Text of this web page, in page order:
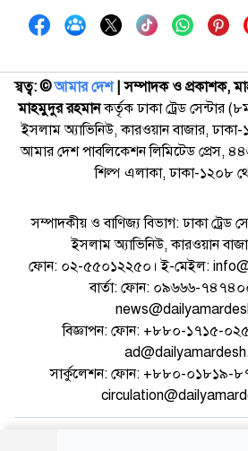
স্বত্ব: ©️আমার দেশ| সম্পাদক ও প্রকাশক,
মাহমুদুর রহমানকর্তৃক ঢাকা ট্রেড সেন্টার
ইসলাম অ্যাভিনিউ, কারওয়ান বাজার,
আমার দেশ পাবলিকেশন লিমিটেড প্রেস,
শিল্প এলাকা, ঢাকা-১২০৮
সম্পাদকীয় ও বাণিজ্য বিভাগ: ঢাকা ট্রেড
ইসলাম অ্যাভিনিউ, কারওয়ান
ফোন: ০২-৫৫০১২২৫০। ই-মেইল:
বার্তা: ফোন: ০৯৬৬৬-
বিজ্ঞাপন: ফোন: +৮৮০-১৭১৫-
সার্কুলেশন: ফোন: +৮৮০-০১৮১৯-